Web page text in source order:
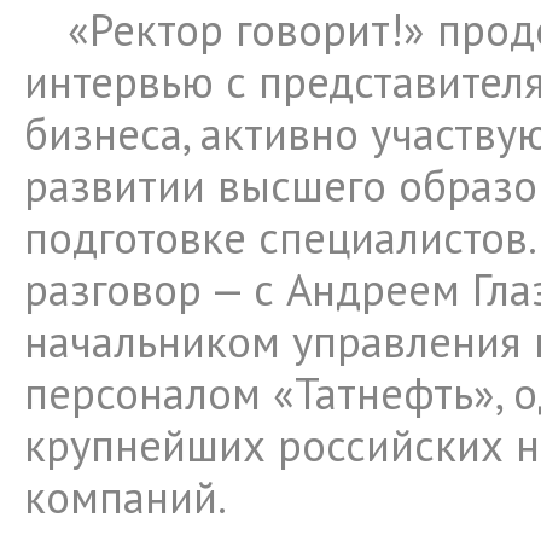
«Ректор говорит!»
интервью с
бизнеса, активно
развитии высшего
подготовке
разговор — с Андреем
начальником управления
персоналом «Татнефть»,
крупнейших российских
компаний.